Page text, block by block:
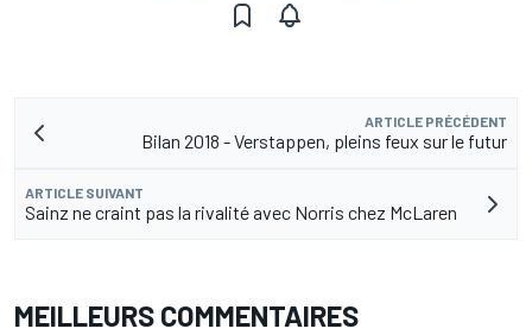
ARTICLE PRÉCÉDENT
Bilan 2018 - Verstappen, pleins feux sur le futur
ARTICLE SUIVANT
Sainz ne craint pas la rivalité avec Norris chez McLaren
MEILLEURS COMMENTAIRES